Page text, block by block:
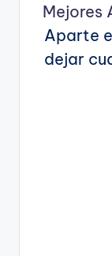
Mejores
Aparte
dejar